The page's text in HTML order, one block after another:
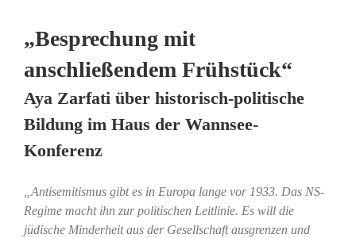
„Besprechung mit
anschließendem Frühstück“
Aya Zarfati über historisch-politische
Bildung im Haus der Wannsee-
Konferenz
„Antisemitismus gibt es in Europa lange vor 1933. Das NS-
Regime macht ihn zur politischen Leitlinie. Es will die
jüdische Minderheit aus der Gesellschaft ausgrenzen und